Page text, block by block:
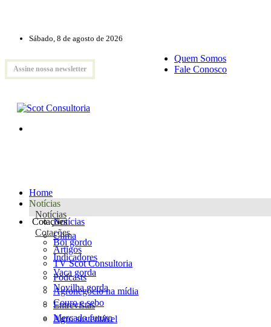
Sábado, 8 de agosto de 2026
Assine nossa newsletter
Quem Somos
Fale Conosco
Home
Notícias
Notícias
Notícias
Clima
Artigos
TV Scot Consultoria
Podcasts
Agronegócio na mídia
Entrevistas
Agro sustentável
Cotações
Cotações
Boi gordo
Indicadores
Vaca gorda
Novilha gorda
Couro e sebo
Mercado futuro